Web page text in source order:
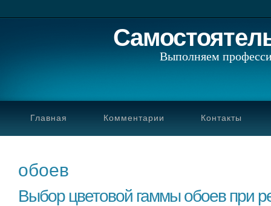
Выполняем
Главная Комментарии Контакты
обоев
Выбор цветовой гаммы обоев при